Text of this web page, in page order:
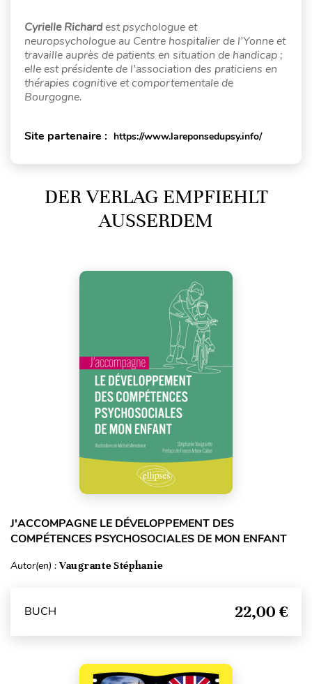
Cyrielle Richardest psychologue et
neuropsychologue au Centre hospitalier de l’Yonne et
travaille auprès de patients en situation de handicap ;
elle est présidente de l’association des praticiens en
thérapies cognitive et comportementale de
Bourgogne.
Site partenaire : https://www.lareponsedupsy.info/
DER VERLAG EMPFIEHLT
AUSSERDEM
J'ACCOMPAGNE LE DÉVELOPPEMENT DES
COMPÉTENCES PSYCHOSOCIALES DE MON ENFANT
Autor(en) : Vaugrante Stéphanie
BUCH 22,00 €